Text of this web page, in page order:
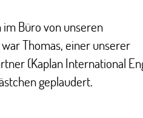
Büro von unseren
Thomas, einer unserer
(Kaplan International
geplaudert.